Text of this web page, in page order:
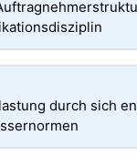
durch sich